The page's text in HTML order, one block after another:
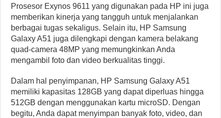
Prosesor Exynos 9611 yang digunakan pada HP ini juga
memberikan kinerja yang tangguh untuk menjalankan
berbagai tugas sekaligus. Selain itu, HP Samsung
Galaxy A51 juga dilengkapi dengan kamera belakang
quad-camera 48MP yang memungkinkan Anda
mengambil foto dan video berkualitas tinggi.
Dalam hal penyimpanan, HP Samsung Galaxy A51
memiliki kapasitas 128GB yang dapat diperluas hingga
512GB dengan menggunakan kartu microSD. Dengan
begitu, Anda dapat menyimpan banyak foto, video, dan